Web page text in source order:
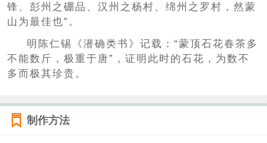
锋、彭州之硼品、汉州之杨村、绵州之罗村，然蒙
山为最佳也”。
明陈仁锡《潜确类书》记载：“蒙顶石花春茶多
不能数斤，极重于唐”，证明此时的石花，为数不
多而极其珍贵。
制作方法